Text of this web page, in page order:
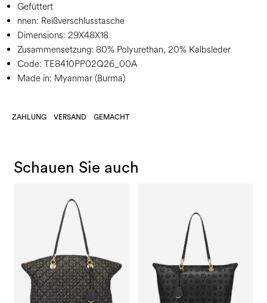
Gefüttert
nnen: Reißverschlusstasche
Dimensions: 29X48X18
Zusammensetzung: 80% Polyurethan, 20% Kalbsleder
Code: TE8410PP02Q26_00A
Made in: Myanmar (Burma)
ZAHLUNG VERSAND GEMACHT
Schauen Sie auch